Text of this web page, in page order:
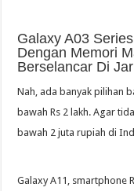
Galaxy A03
Dengan Memori
Berselancar Di
Nah, ada banyak pilihan
bawah Rs 2 lakh. Agar
bawah 2 juta rupiah di
Galaxy A11, smartphone